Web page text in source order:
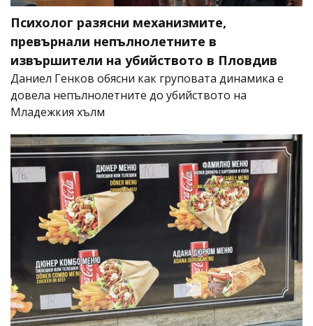
Психолог разясни механизмите,
превърнали непълнолетните в
извършители на убийството в Пловдив
Даниел Генков обясни как груповата динамика е
довела непълнолетните до убийството на
Младежкия хълм